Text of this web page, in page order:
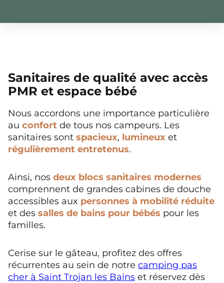
Sanitaires de qualité avec accès
PMR et espace bébé
Nous accordons une importance particulière
au confort de tous nos campeurs. Les
sanitaires sont spacieux, lumineux et
régulièrement entretenus.
Ainsi, nos deux blocs sanitaires modernes
comprennent de grandes cabines de douche
accessibles aux personnes à mobilité réduite
et des salles de bains pour bébés pour les
familles.
Cerise sur le gâteau, profitez des offres
récurrentes au sein de notre camping pas
cher à Saint Trojan les Bains et réservez dès